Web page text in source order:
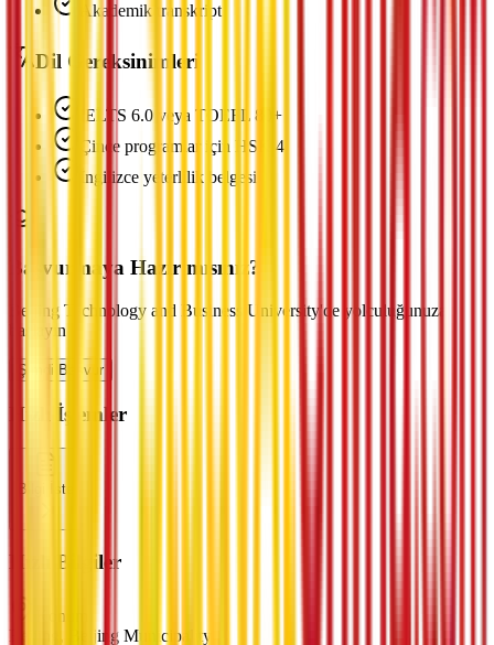
Akademik transkript
Dil Gereksinimleri
IELTS 6.0 veya TOEFL 80+
Çince programlar için HSK 4
İngilizce yeterlilik belgesi
Başvurmaya Hazır mısınız?
Beijing Technology and Business University'de yolculuğunuza
başlayın
Şimdi Başvur
Hızlı İşlemler
Bilgi İste
Hızlı Bilgiler
Konum
Beijing, Beijing Municipality